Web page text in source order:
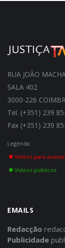
RUA JOÃO
SALA 402
3000-226
Tel. (+351) 239
Fax (+351) 239
Legenda:
Vídeos para
Vídeos públicos
EMAILS
Redacção
Publicidade